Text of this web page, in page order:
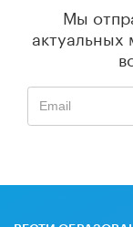
Мы
актуальных